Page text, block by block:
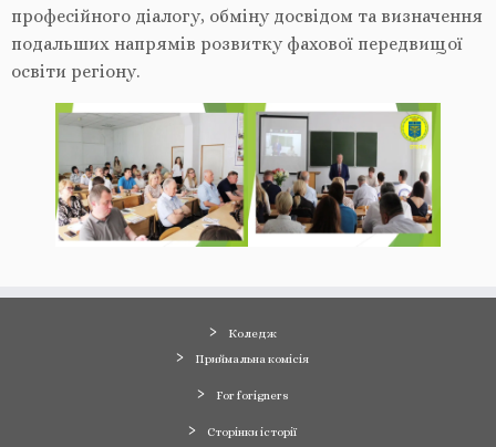
професійного діалогу, обміну досвідом та визначення
подальших напрямів розвитку фахової передвищої
освіти регіону.
Коледж
Приймальна комісія
For forigners
Сторінки історії